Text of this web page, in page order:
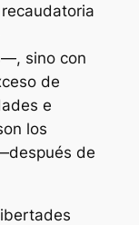
sino con
de
e
los
de